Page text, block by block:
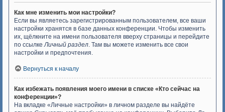
Как мне изменить мои настройки?
Если вы являетесь зарегистрированным пользователем, все ваши
настройки хранятся в базе данных конференции. Чтобы изменить
их, щёлкните на имени пользователя вверху страницы и перейдите
по ссылкеЛичный раздел. Там вы можете изменить все свои
настройки и предпочтения.
Вернуться к началу
Как избежать появления моего имени в списке «Кто сейчас на
конференции»?
На вкладке «Личные настройки» в личном разделе вы найдёте